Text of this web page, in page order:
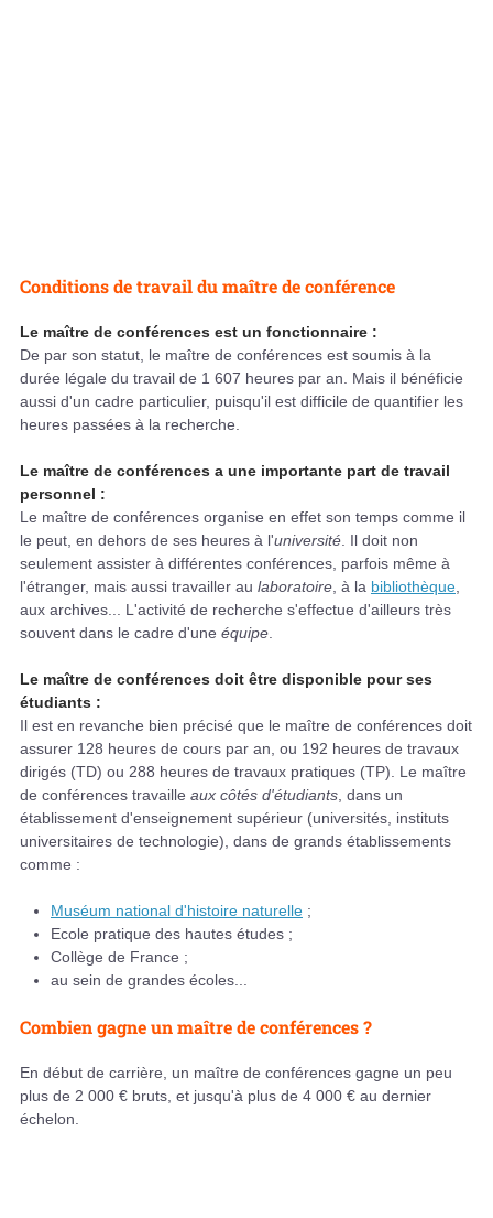
Conditions de travail du maître de conférence
Le maître de conférences est un fonctionnaire :
De par son statut, le maître de conférences est soumis à la
durée légale du travail de 1 607 heures par an. Mais il bénéficie
aussi d'un cadre particulier, puisqu'il est difficile de quantifier les
heures passées à la recherche.
Le maître de conférences a une importante part de travail
personnel :
Le maître de conférences organise en effet son temps comme il
le peut, en dehors de ses heures à l'université . Il doit non
seulement assister à différentes conférences, parfois même à
l'étranger, mais aussi travailler au laboratoire , à la bibliothèque
aux archives... L'activité de recherche s'effectue d'ailleurs très
souvent dans le cadre d'une équipe
Le maître de conférences doit être disponible pour ses
étudiants :
Il est en revanche bien précisé que le maître de conférences doit
assurer 128 heures de cours par an, ou 192 heures de travaux
dirigés (TD) ou 288 heures de travaux pratiques (TP). Le maître
de conférences travaille aux côtés d'étudiants , dans un
établissement d'enseignement supérieur (universités, instituts
universitaires de technologie), dans de grands établissements
comme :
Muséum national d'histoire naturelle ;
Ecole pratique des hautes études ;
Collège de France ;
au sein de grandes écoles...
Combien gagne un maître de conférences ?
En début de carrière, un maître de conférences gagne un peu
plus de 2 000 € bruts, et jusqu'à plus de 4 000 € au dernier
échelon.